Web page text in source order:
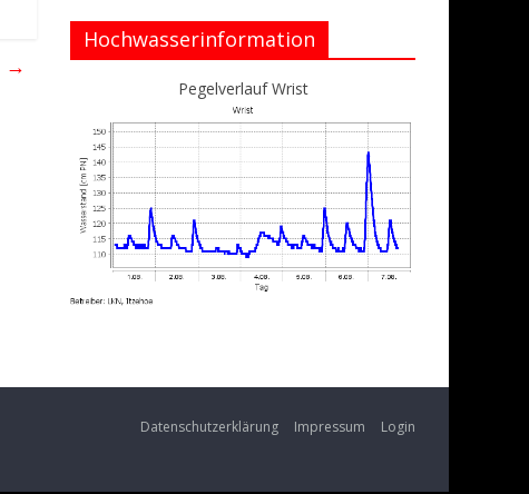
→
Hochwasserinformation
Pegelverlauf Wrist
Datenschutzerklärung Impressum Login